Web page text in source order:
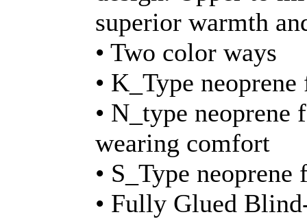
superior warmth
• Two color ways
• K_Type
• N_type
wearing comfort
• S_Type
• Fully Glued